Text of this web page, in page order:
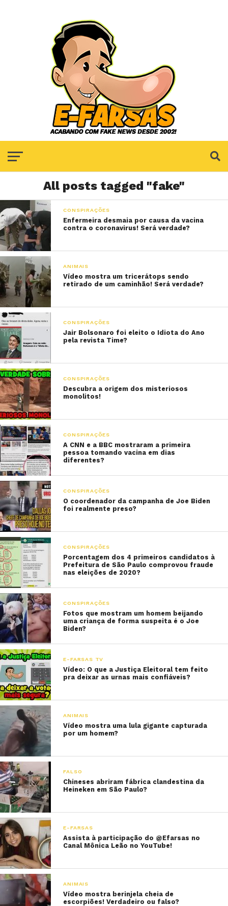
All posts tagged "fake"
CONSPIRAÇÕES
Enfermeira desmaia por causa da vacina
contra o coronavirus! Será verdade?
ANIMAIS
Vídeo mostra um tricerátops sendo
retirado de um caminhão! Será verdade?
CONSPIRAÇÕES
Jair Bolsonaro foi eleito o Idiota do Ano
pela revista Time?
CONSPIRAÇÕES
Descubra a origem dos misteriosos
monolitos!
CONSPIRAÇÕES
A CNN e a BBC mostraram a primeira
pessoa tomando vacina em dias
diferentes?
CONSPIRAÇÕES
O coordenador da campanha de Joe Biden
foi realmente preso?
CONSPIRAÇÕES
Porcentagem dos 4 primeiros candidatos à
Prefeitura de São Paulo comprovou fraude
nas eleições de 2020?
CONSPIRAÇÕES
Fotos que mostram um homem beijando
uma criança de forma suspeita é o Joe
Biden?
E-FARSAS TV
Vídeo: O que a Justiça Eleitoral tem feito
pra deixar as urnas mais confiáveis?
ANIMAIS
Vídeo mostra uma lula gigante capturada
por um homem?
FALSO
Chineses abriram fábrica clandestina da
Heineken em São Paulo?
E-FARSAS
Assista à participação do @Efarsas no
Canal Mônica Leão no YouTube!
ANIMAIS
Vídeo mostra berinjela cheia de
escorpiões! Verdadeiro ou falso?